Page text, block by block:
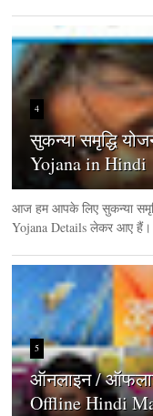
4
सुकन्या समृद्धि
Yojana in Hindi
आज हम आपके लिए सुकन्या
Yojana Details लेकर आए हैं।
5
ऑनलाइन /
Offline Hindi